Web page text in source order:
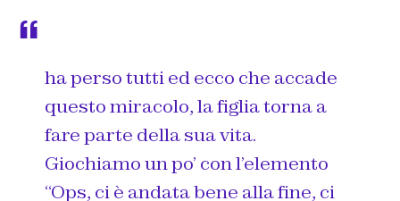
ha perso tutti ed ecco che accade
questo miracolo, la figlia torna a
fare parte della sua vita.
Giochiamo un po’ con l’elemento
“Ops, ci è andata bene alla fine, ci